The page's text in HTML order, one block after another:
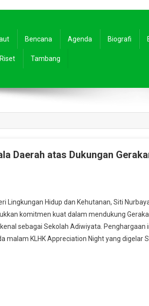
Bencana Agenda Biografi
Riset Tambang
Daerah atas Dukungan
Lingkungan Hidup dan Kehutanan, Siti
komitmen kuat dalam mendukung
sebagai Sekolah Adiwiyata.
malam KLHK Appreciation Night yang digelar